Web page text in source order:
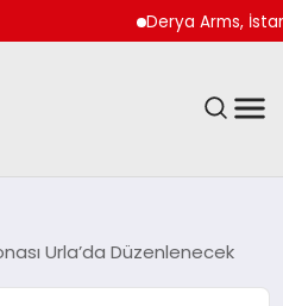
Derya Arms,
Urla’da Düzenlenecek